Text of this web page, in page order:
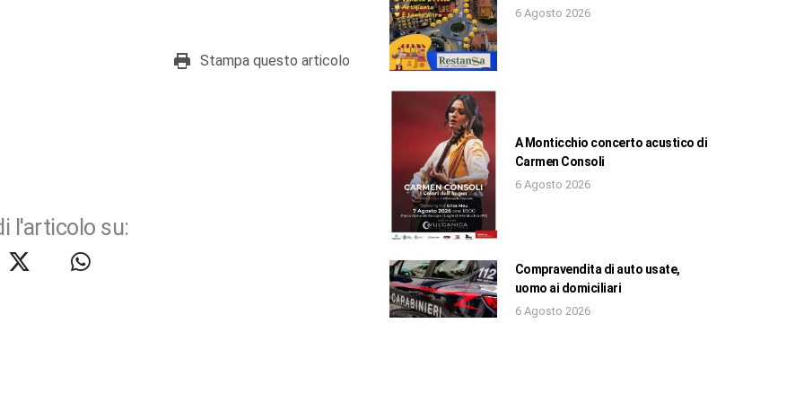
Stampa questo articolo
l'articolo su:
6 Agosto 2026
A Monticchio concerto acustico di
Carmen Consoli
6 Agosto 2026
Compravendita di auto usate,
uomo ai domiciliari
6 Agosto 2026